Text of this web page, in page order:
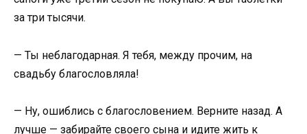
за три тысячи.
— Ты неблагодарная. Я тебя, между прочим, на
свадьбу благословляла!
— Ну, ошиблись с благословением. Верните назад. А
лучше — забирайте своего сына и идите жить к